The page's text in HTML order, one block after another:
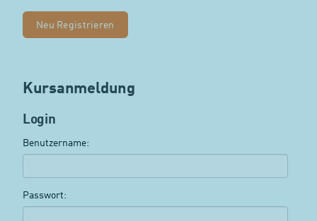
Neu Registrieren
Kursanmeldung
Login
Benutzername:
Passwort: